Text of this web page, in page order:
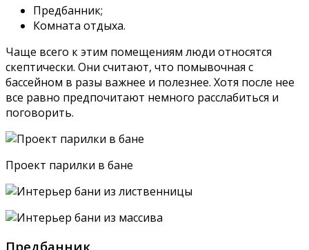
Предбанник;
Комната отдыха.
Чаще всего к этим помещениям люди относятся
скептически. Они считают, что помывочная с
бассейном в разы важнее и полезнее. Хотя после нее
все равно предпочитают немного расслабиться и
поговорить.
Проект парилки в бане
Предбанник